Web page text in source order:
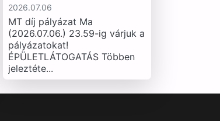
2026.07.06
MT díj pályázat Ma
(2026.07.06.) 23.59-ig várjuk a
pályázatokat!
ÉPÜLETLÁTOGATÁS Többen
jeleztéte...